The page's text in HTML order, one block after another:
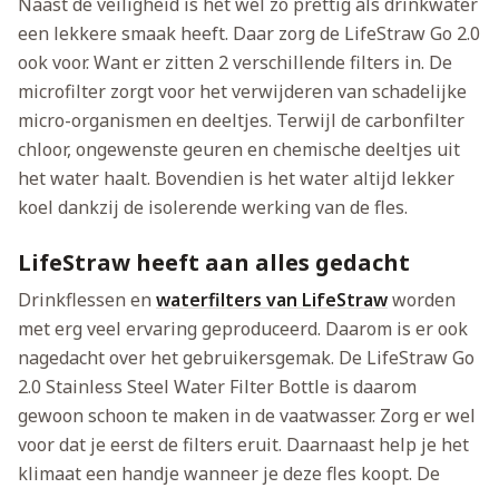
Naast de veiligheid is het wel zo prettig als drinkwater
een lekkere smaak heeft. Daar zorg de LifeStraw Go 2.0
ook voor. Want er zitten 2 verschillende filters in. De
microfilter zorgt voor het verwijderen van schadelijke
micro-organismen en deeltjes. Terwijl de carbonfilter
chloor, ongewenste geuren en chemische deeltjes uit
het water haalt. Bovendien is het water altijd lekker
koel dankzij de isolerende werking van de fles.
LifeStraw heeft aan alles gedacht
Drinkflessen en waterfilters van LifeStrawworden
met erg veel ervaring geproduceerd. Daarom is er ook
nagedacht over het gebruikersgemak. De LifeStraw Go
2.0 Stainless Steel Water Filter Bottle is daarom
gewoon schoon te maken in de vaatwasser. Zorg er wel
voor dat je eerst de filters eruit. Daarnaast help je het
klimaat een handje wanneer je deze fles koopt. De